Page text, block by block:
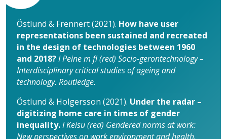
Östlund & Frennert (2021). How have user
representations been sustained and recreated
in the design of technologies between 1960
and 2018?I Peine m fl (red) Socio-gerontechnology –
Interdisciplinary critical studies of ageing and
technology. Routledge.
Östlund & Holgersson (2021). Under the radar –
digitizing home care in times of gender
inequality.I Keisu (red) Gendered norms at work:
New perspectives on work environment and health.